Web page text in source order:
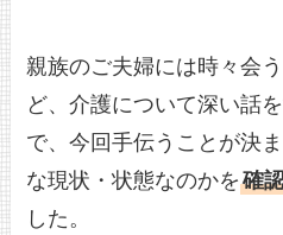
親族のご夫婦には時々会
ど、介護について深い話
で、今回手伝うことが決
な現状・状態なのかを確
した。